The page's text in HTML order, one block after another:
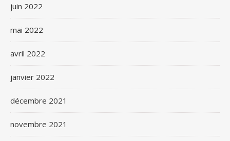
juin 2022
mai 2022
avril 2022
janvier 2022
décembre 2021
novembre 2021